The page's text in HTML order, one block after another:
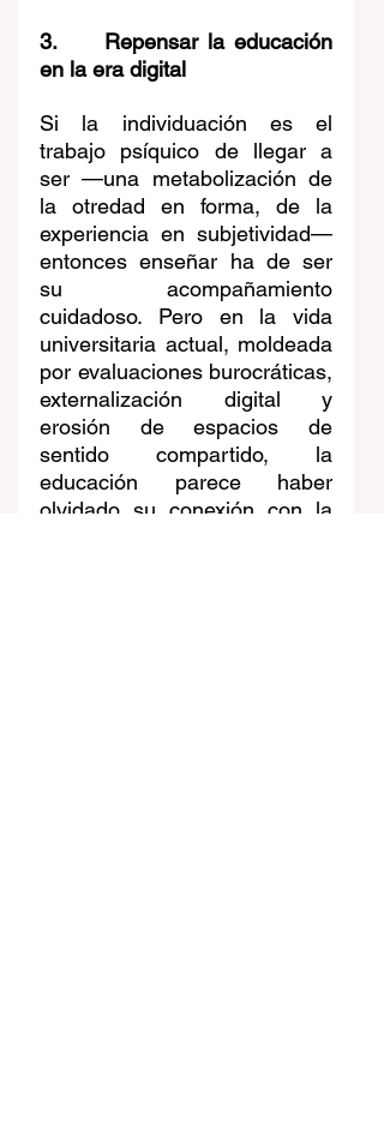
3.     Repensar la educación
en la era digital
Si la individuación es el
trabajo psíquico de llegar a
ser —una metabolización de
la otredad en forma, de la
experiencia en subjetividad—
entonces enseñar ha de ser
su acompañamiento
cuidadoso. Pero en la vida
universitaria actual, moldeada
por evaluaciones burocráticas,
externalización digital y
erosión de espacios de
sentido compartido, la
educación parece haber
olvidado su conexión con la